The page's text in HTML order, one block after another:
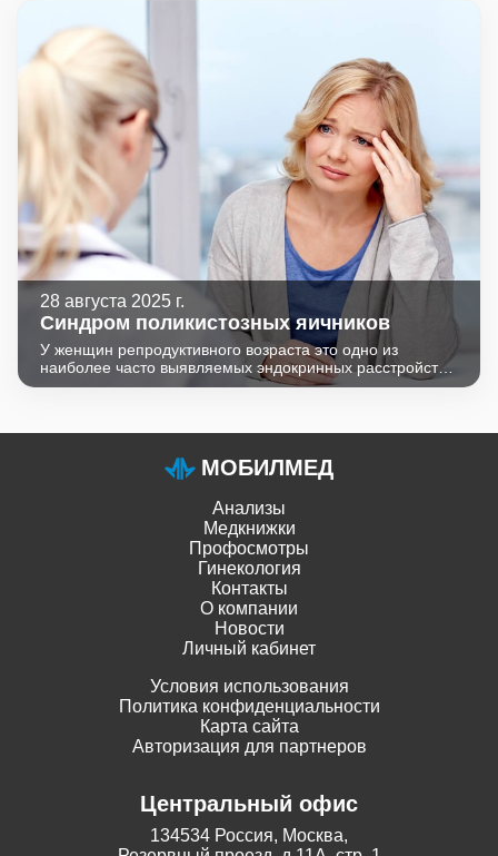
28 августа 2025 г.
Синдром поликистозных яичников
У женщин репродуктивного возраста это одно из
наиболее часто выявляемых эндокринных расстройств.
Синдром является фактором риска развития
МОБИЛМЕД
Анализы
Медкнижки
Профосмотры
Гинекология
Контакты
О компании
Новости
Личный кабинет
Условия использования
Политика конфиденциальности
Карта сайта
Авторизация для партнеров
Центральный офис
134534 Россия, Москва,